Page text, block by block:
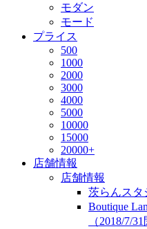
モダン
モード
プライス
500
1000
2000
3000
4000
5000
10000
15000
20000+
店舗情報
店舗情報
茨らんスタ
Boutique
（2018/7/31